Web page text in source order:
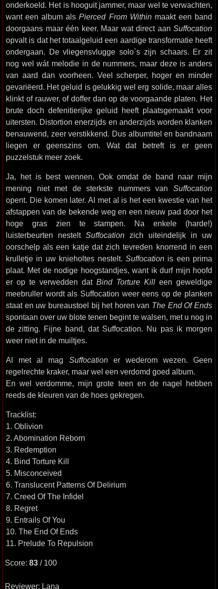
onderkoeld. Het is hooguit jammer, maar wel te verwachten,
want een album alsPierced From Withinmaakt een band
doorgaans maar één keer. Maar wat direct aan Suffocation
opvalt is dat het totaalgeluid een aardige transformatie heeft
ondergaan. De vliegensvlugge solo`s zijn schaars. Er zit
nog wel wát melodie in de nummers, maar deze is anders
van aard dan voorheen. Veel scherper, hoger en minder
gevariëerd. Het geluid is gelukkig wel erg solide, maar alles
klinkt of rauwer, of doffer dan op de voorgaande platen. Het
brute doch defenitierijke geluid heeft plaatsgemaakt voor
uitersten. Distortion enerzijds en anderzijds worden klanken
benauwend, zeer verstikkend. Dus albumtitel en bandnaam
liegen er geenszins om. Wat dat betreft is er geen
puzzelstuk meer zoek.
Ja, het is best wennen. Ook omdat de band naar mijn
mening niet met de sterkste nummers van Suffocation
opent. Die komen later. Al met al is het een kwestie van het
afstappen van de bekende weg en een nieuw pad door het
hoge gras zien te stampen. Na enkele (harde!)
luisterbeurten nestelt Suffocation zich uiteindelijk in uw
oorschelp als een katje dat zich tevreden knorrend in een
krulletje in uw knieholtes nestelt. Suffocationis een prima
plaat. Met de nodige hoogstandjes, want ik durf mijn hoofd
er op te verwedden dat Bind Torture Kill een geweldige
meebruller wordt als Suffocation weer eens op de planken
staat en uw bureaustoel bij het horen van The End Of Ends
spontaan over uw blote tenen begint te walsen, met u nog in
de zitting. Fijne band, dat Suffocation. Nu pas ik morgen
weer niet in de muiltjes.
Al met al mag Suffocationer wederom wezen. Geen
regelrechte kraker, maar wel een verdomd goed album.
En wel verdomme, mijn grote teen en de nagel hebben
reeds de kleuren van de hoes gekregen.
Tracklist:
1. Oblivion
2. Abomination Reborn
3. Redemption
4. Bind Torture Kill
5. Misconceived
6. Translucent Patterns Of Delirium
7. Creed Of The Infidel
8. Regret
9. Entrails Of You
10. The End Of Ends
11. Prelude To Repulsion
Score: 83 / 100
Reviewer: Lana